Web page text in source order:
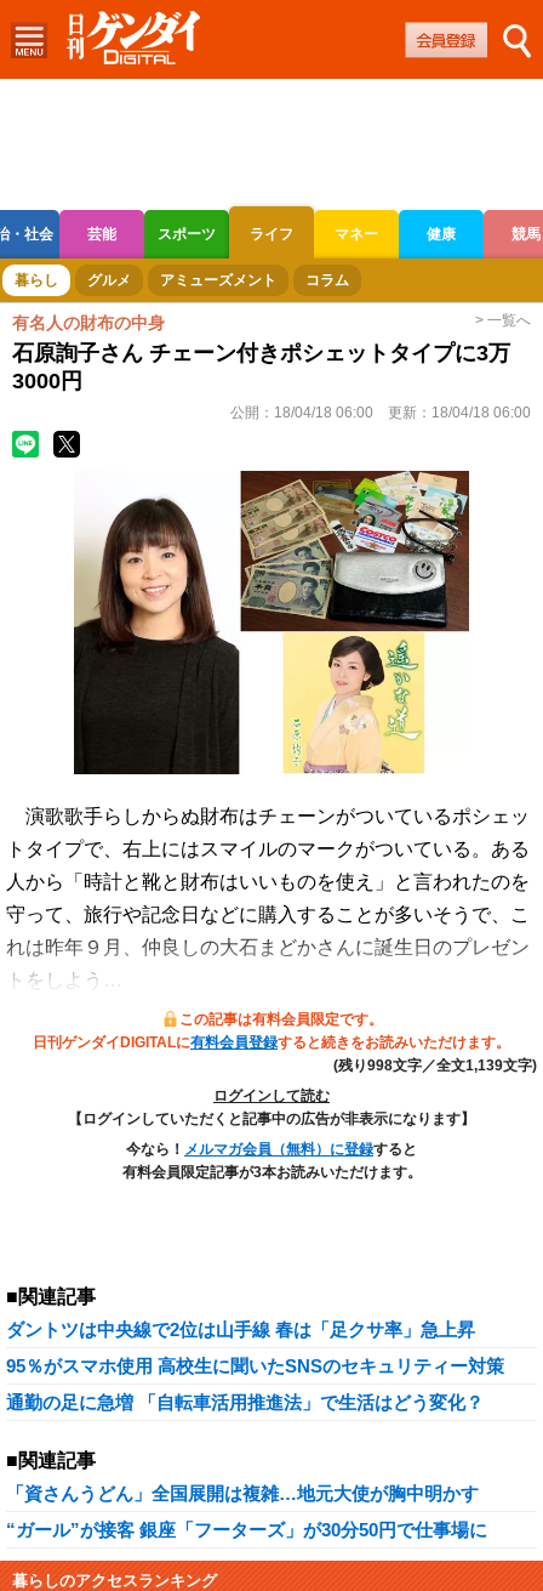
・社会 芸能 スポーツ ライフ マネー 健康 競馬
ボートレース 競輪 オートレース
暮らし グルメ アミューズメント コラム
有名人の財布の中身 > 一覧へ
石原詢子さん チェーン付きポシェットタイプに3万
3000円
公開： 18/04/18 06:00 更新： 18/04/18 06:00
演歌歌手らしからぬ財布はチェーンがついているポシェッ
トタイプで、右上にはスマイルのマークがついている。ある
人から「時計と靴と財布はいいものを使え」と言われたのを
守って、旅行や記念日などに購入することが多いそうで、こ
れは昨年９月、仲良しの大石まどかさんに誕生日のプレゼン
トをしよう…
この記事は有料会員限定です。
日刊ゲンダイDIGITALに有料会員登録すると続きをお読みいただけます。
(残り998文字／全文1,139文字)
ログインして読む
【ログインしていただくと記事中の広告が非表示になります】
今なら！ メルマガ会員（無料）に登録すると
有料会員限定記事が3本お読みいただけます。
■関連記事
ダントツは中央線で2位は山手線 春は「足クサ率」急上昇
95％がスマホ使用 高校生に聞いたSNSのセキュリティー対策
通勤の足に急増 「自転車活用推進法」で生活はどう変化？
■関連記事
「資さんうどん」全国展開は複雑…地元大使が胸中明かす
“ガール”が接客 銀座「フーターズ」が30分50円で仕事場に
暮らしのアクセスランキング